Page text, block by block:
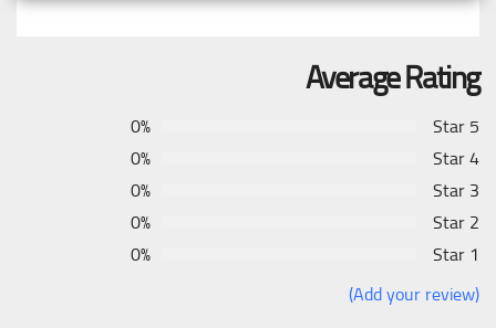
Average Rating
5 Star
0%
4 Star
0%
3 Star
0%
2 Star
0%
1 Star
0%
(Add your review)